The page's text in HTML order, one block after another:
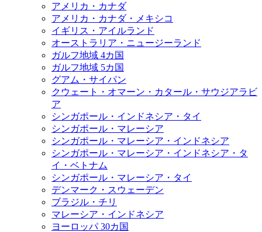
アメリカ・カナダ
アメリカ・カナダ・メキシコ
イギリス・アイルランド
オーストラリア・ニュージーランド
ガルフ地域 4カ国
ガルフ地域 5カ国
グアム・サイパン
クウェート・オマーン・カタール・サウジアラビ
ア
シンガポール・インドネシア・タイ
シンガポール・マレーシア
シンガポール・マレーシア・インドネシア
シンガポール・マレーシア・インドネシア・タ
イ・ベトナム
シンガポール・マレーシア・タイ
デンマーク・スウェーデン
ブラジル・チリ
マレーシア・インドネシア
ヨーロッパ 30カ国